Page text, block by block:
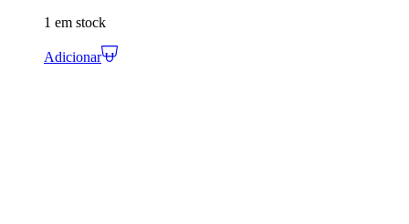
1 em stock
Adicionar